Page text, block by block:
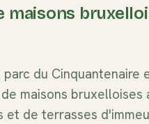
maisons
du Cinquantenaire
maisons bruxelloises
de terrasses